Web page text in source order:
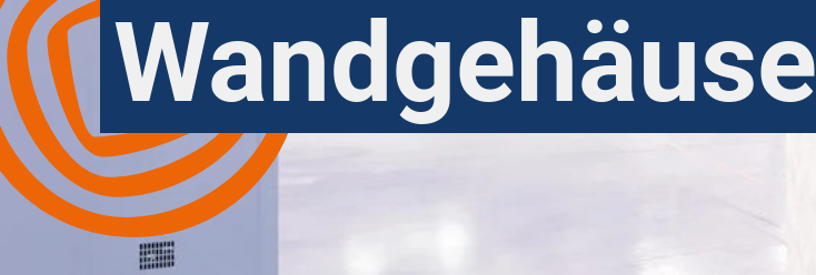
Wandgehäuse